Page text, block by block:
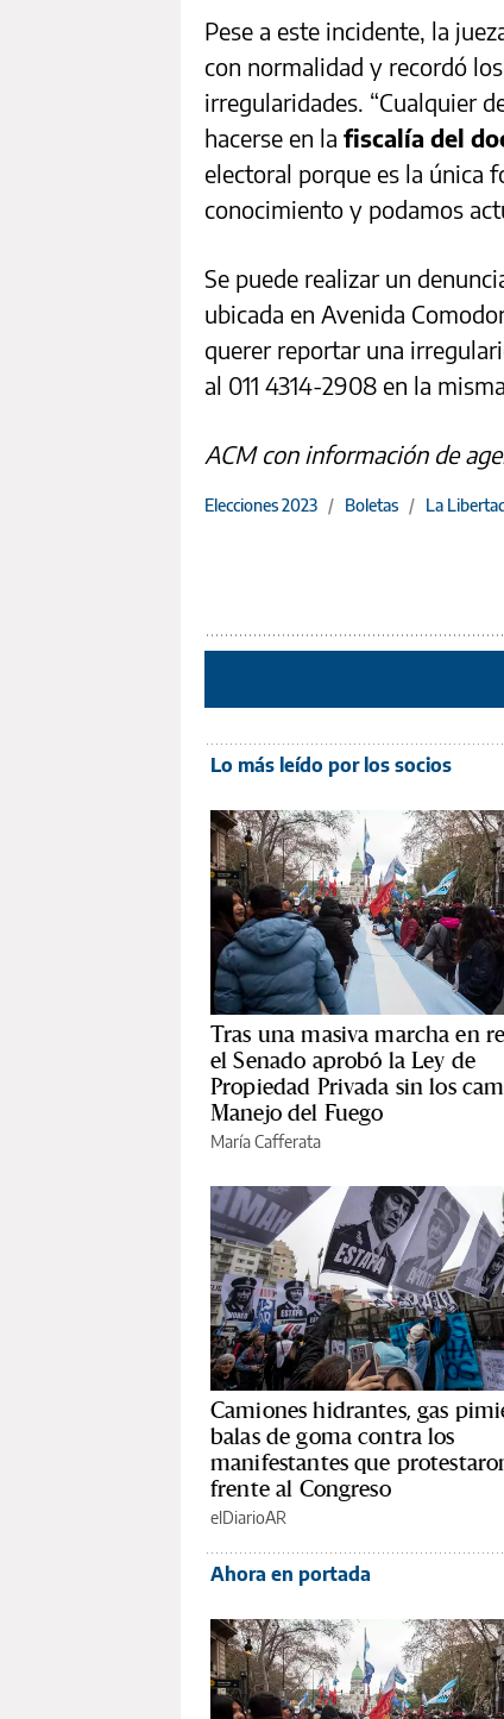
Pese a este incidente, la
con normalidad y recordó
irregularidades. “Cualquier
hacerse en la fiscalía del
electoral porque es la única
conocimiento y podamos
Se puede realizar un
ubicada en Avenida
querer reportar una
al 011 4314-2908 en la
ACM con información de
Elecciones 2023 / Boletas / La
Lo más leído por los socios
Tras una masiva marcha en
el Senado aprobó la Ley de
Propiedad Privada sin los
Manejo del Fuego
María Cafferata
Camiones hidrantes, gas
balas de goma contra los
manifestantes que
frente al Congreso
elDiarioAR
Ahora en portada